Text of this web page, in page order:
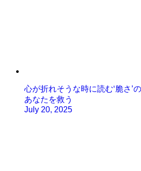
心が折れそうな時に読む‘脆さ’
あなたを救う
July 20, 2025